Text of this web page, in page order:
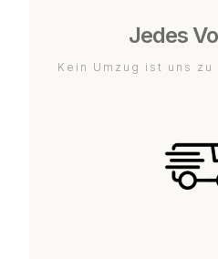
Jedes
Kein Umzug ist uns zu